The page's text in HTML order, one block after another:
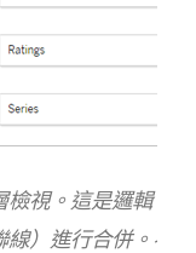
檢視。這是邏輯
）進行合併。不